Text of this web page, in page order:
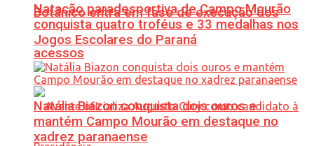
Botânico entra em fase de execução dos
acessos
Natação paradesportiva de Campo Mourão
conquista quatro troféus e 33 medalhas nos
Jogos Escolares do Paraná
Natália Biazon conquista dois ouros e
mantém Campo Mourão em destaque no
xadrez paranaense